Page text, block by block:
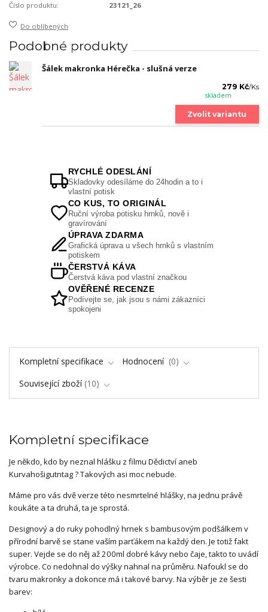
Číslo produktu: 23121_26
Do oblíbených
Podobné produkty
Šálek makronka Hérečka - slušná verze
279 Kč/Ks
skladem
Zvolit variantu
RYCHLÉ ODESLÁNÍ
Skladovky odesíláme do 24hodin a to i
vlastní potisk
CO KUS, TO ORIGINÁL
Ruční výroba potisku hrnků, nově i
gravírování
ÚPRAVA ZDARMA
Grafická úprava u všech hrnků s vlastním
potiskem
ČERSTVÁ KÁVA
Čerstvá káva pod vlastní značkou
OVĚŘENÉ RECENZE
Podívejte se, jak jsou s námi zákazníci
spokojeni
Kompletní specifikace Hodnocení
0
Související zboží 10
Kompletní specifikace
Je někdo, kdo by neznal hlášku z filmu Dědictví aneb
Kurvahošigutntag ? Takových asi moc nebude.
Máme pro vás dvě verze této nesmrtelné hlášky, na jednu právě
koukáte a ta druhá, ta je sprostá.
Designový a do ruky pohodlný hrnek s bambusovým podšálkem v
přírodní barvě se stane vaším parťákem na každý den. Je totiž fakt
super. Vejde se do něj až 200ml dobré kávy nebo čaje, takto to uvádí
výrobce. Co nedohnal do výšky nahnal na průměru. Nafoukl se do
tvaru makronky a dokonce má i takové barvy. Na výběr je ze šesti
barev: